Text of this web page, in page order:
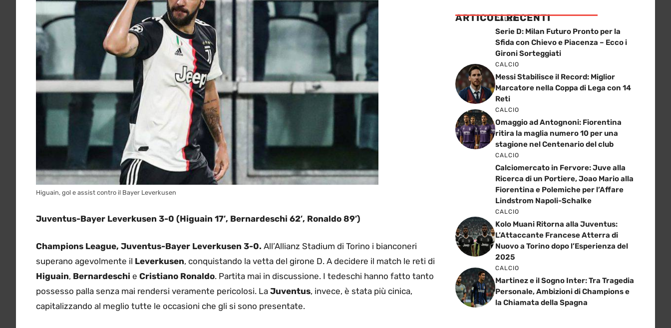
Higuain, gol e assist contro il Bayer Leverkusen
Juventus-Bayer Leverkusen 3-0 (Higuain 17′, Bernardeschi 62′, Ronaldo 89′)
Champions League, Juventus-Bayer Leverkusen 3-0. All’Allianz Stadium di Torino i bianconeri
superano agevolmente il Leverkusen, conquistando la vetta del girone D. A decidere il match le reti di
Higuain, Bernardeschi e Cristiano Ronaldo. Partita mai in discussione. I tedeschi hanno fatto tanto
possesso palla senza mai rendersi veramente pericolosi. La Juventus, invece, è stata più cinica,
capitalizzando al meglio tutte le occasioni che gli si sono presentate.
ARTICOLI RECENTI
CALCIO
Serie D: Milan Futuro Pronto per la
Sfida con Chievo e Piacenza – Ecco i
Gironi Sorteggiati
CALCIO
Messi Stabilisce il Record: Miglior
Marcatore nella Coppa di Lega con 14
Reti
CALCIO
Omaggio ad Antognoni: Fiorentina
ritira la maglia numero 10 per una
stagione nel Centenario del club
CALCIO
Calciomercato in Fervore: Juve alla
Ricerca di un Portiere, Joao Mario alla
Fiorentina e Polemiche per l’Affare
Lindstrom Napoli-Schalke
CALCIO
Kolo Muani Ritorna alla Juventus:
L’Attaccante Francese Atterra di
Nuovo a Torino dopo l’Esperienza del
2025
CALCIO
Martinez e il Sogno Inter: Tra Tragedia
Personale, Ambizioni di Champions e
la Chiamata della Spagna